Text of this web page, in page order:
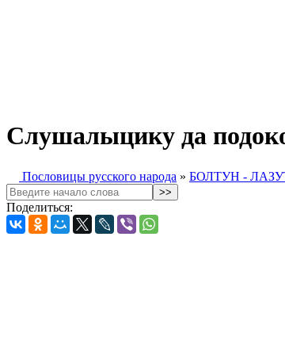
Слушалыцику да
Пословицы русского народа » БОЛТУН -
Поделиться: